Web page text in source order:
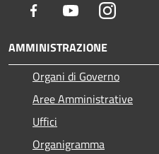
Facebook YoutubeInstagram
AMMINISTRAZIONE
Organi di Governo
Aree Amministrative
Uffici
Organigramma